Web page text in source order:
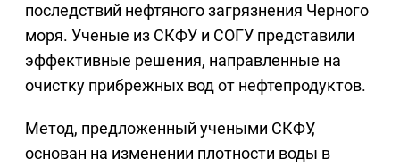
последствий нефтяного загрязнения Черного
моря. Ученые из СКФУ и СОГУ представили
эффективные решения, направленные на
очистку прибрежных вод от нефтепродуктов.
Метод, предложенный учеными СКФУ,
основан на изменении плотности воды в